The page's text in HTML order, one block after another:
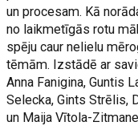
un procesam. Kā
no laikmetīgās rotu
spēju caur nelielu
tēmām. Izstādē ar
Anna Fanigina, Guntis
Selecka, Gints Strēlis,
un Maija Vītola-